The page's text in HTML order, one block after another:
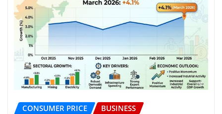
CONSUMER PRICE
BUSINESS